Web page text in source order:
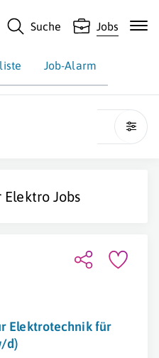
Suche Jobs
Job-Alarm
ElektroJobs
Elektrotechnik für
d)